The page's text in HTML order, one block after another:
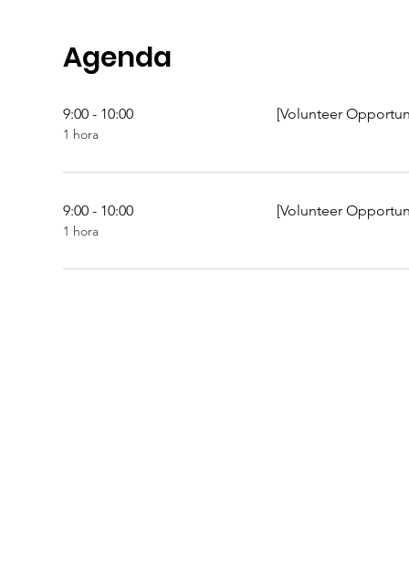
Agenda
9:00 - 10:00
1 hora
[Volunteer
9:00 - 10:00
1 hora
[Volunteer